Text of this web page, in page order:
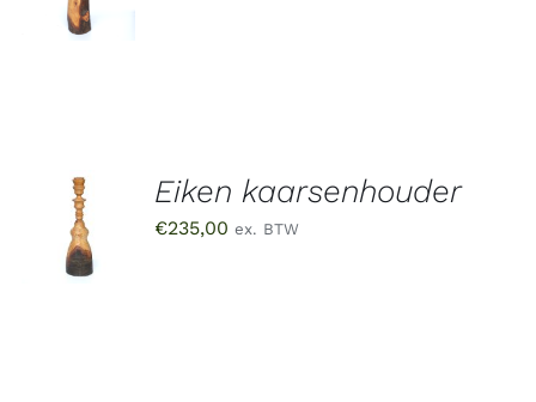
/
DETAILS
TOEVOEGEN
AAN
WINKELWAGEN
/
DETAILS
Eiken kaarsenhouder
€235,00 ex. BTW